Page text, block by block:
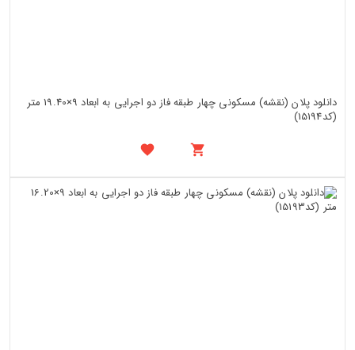
دانلود پلان (نقشه) مسکونی چهار طبقه فاز دو اجرایی به ابعاد 9×19.40 متر
(کد15194)